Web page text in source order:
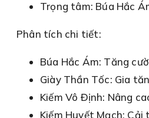
Trọng tâm: Búa Hắc
Phân tích chi tiết:
Búa Hắc Ám: Tăng
Giày Thần Tốc: Gia
Kiếm Vô Định: Nâng
Kiếm Huyết Mạch: